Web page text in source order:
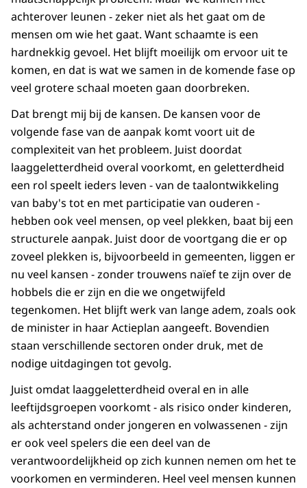
achterover leunen - zeker niet als het gaat om de
mensen om wie het gaat. Want schaamte is een
hardnekkig gevoel. Het blijft moeilijk om ervoor uit te
komen, en dat is wat we samen in de komende fase op
veel grotere schaal moeten gaan doorbreken.
Dat brengt mij bij de kansen. De kansen voor de
volgende fase van de aanpak komt voort uit de
complexiteit van het probleem. Juist doordat
laaggeletterdheid overal voorkomt, en geletterdheid
een rol speelt ieders leven - van de taalontwikkeling
van baby's tot en met participatie van ouderen -
hebben ook veel mensen, op veel plekken, baat bij een
structurele aanpak. Juist door de voortgang die er op
zoveel plekken is, bijvoorbeeld in gemeenten, liggen er
nu veel kansen - zonder trouwens naïef te zijn over de
hobbels die er zijn en die we ongetwijfeld
tegenkomen. Het blijft werk van lange adem, zoals ook
de minister in haar Actieplan aangeeft. Bovendien
staan verschillende sectoren onder druk, met de
nodige uitdagingen tot gevolg.
Juist omdat laaggeletterdheid overal en in alle
leeftijdsgroepen voorkomt - als risico onder kinderen,
als achterstand onder jongeren en volwassenen - zijn
er ook veel spelers die een deel van de
verantwoordelijkheid op zich kunnen nemen om het te
voorkomen en verminderen. Heel veel mensen kunnen